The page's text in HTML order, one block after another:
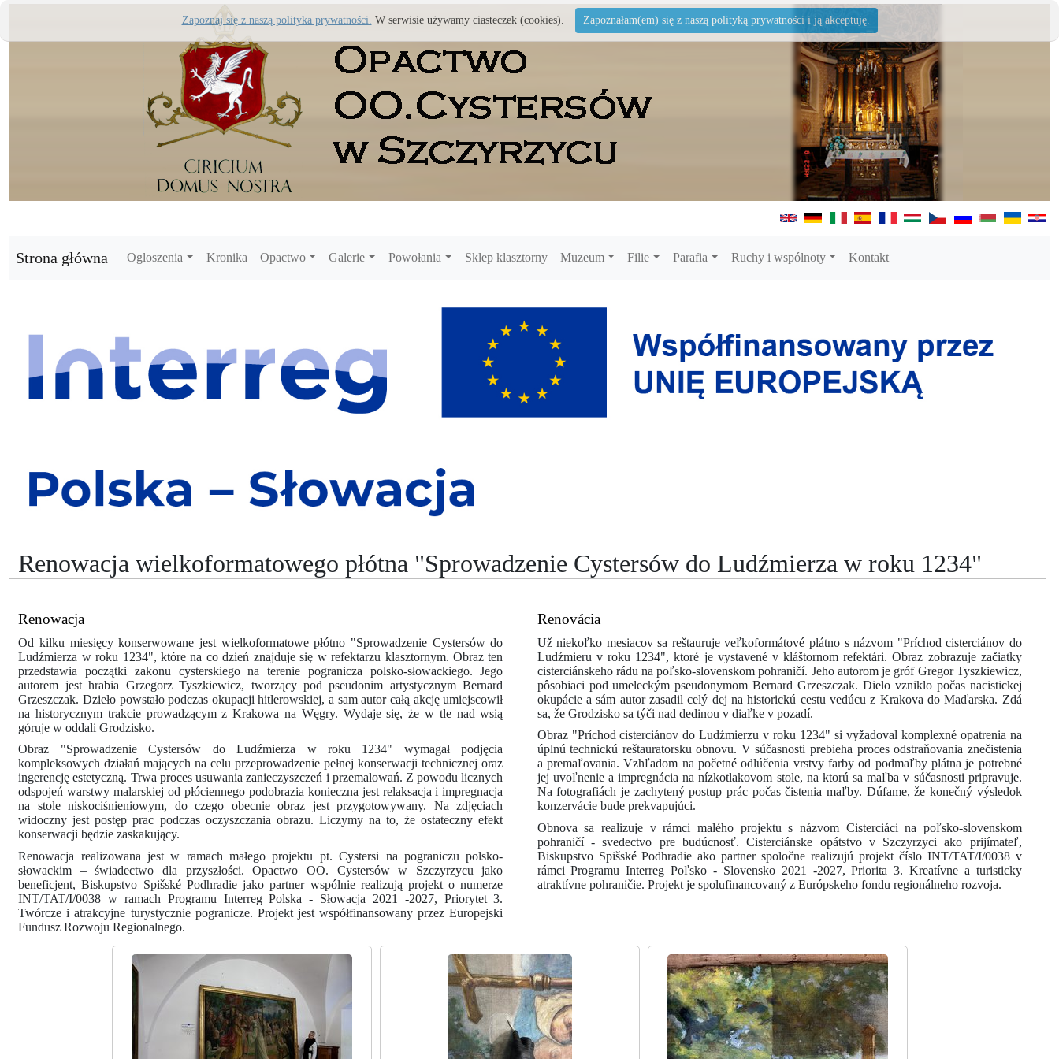
Strona główna Ogloszenia Kronika Opactwo Galerie Powołania Sklep klasztorny Muzeum Filie Parafia Ruchy i wspólnoty Kontakt
Renowacja wielkoformatowego płótna "Sprowadzenie Cystersów do Ludźmierza w roku 1234"
Renowacja
Od kilku miesięcy konserwowane jest wielkoformatowe płótno "Sprowadzenie Cystersów do
Ludźmierza w roku 1234", które na co dzień znajduje się w refektarzu klasztornym. Obraz ten
przedstawia początki zakonu cysterskiego na terenie pogranicza polsko-słowackiego. Jego
autorem jest hrabia Grzegorz Tyszkiewicz, tworzący pod pseudonim artystycznym Bernard
Grzeszczak. Dzieło powstało podczas okupacji hitlerowskiej, a sam autor całą akcję umiejscowił
na historycznym trakcie prowadzącym z Krakowa na Węgry. Wydaje się, że w tle nad wsią
góruje w oddali Grodzisko.
Obraz "Sprowadzenie Cystersów do Ludźmierza w roku 1234" wymagał podjęcia
kompleksowych działań mających na celu przeprowadzenie pełnej konserwacji technicznej oraz
ingerencję estetyczną. Trwa proces usuwania zanieczyszczeń i przemalowań. Z powodu licznych
odspojeń warstwy malarskiej od płóciennego podobrazia konieczna jest relaksacja i impregnacja
na stole niskociśnieniowym, do czego obecnie obraz jest przygotowywany. Na zdjęciach
widoczny jest postęp prac podczas oczyszczania obrazu. Liczymy na to, że ostateczny efekt
konserwacji będzie zaskakujący.
Renowacja realizowana jest w ramach małego projektu pt. Cystersi na pograniczu polsko-
słowackim – świadectwo dla przyszłości. Opactwo OO. Cystersów w Szczyrzycu jako
beneficjent, Biskupstvo Spišské Podhradie jako partner wspólnie realizują projekt o numerze
INT/TAT/I/0038 w ramach Programu Interreg Polska - Słowacja 2021 -2027, Priorytet 3.
Twórcze i atrakcyjne turystycznie pogranicze. Projekt jest współfinansowany przez Europejski
Fundusz Rozwoju Regionalnego.
Renovácia
Už niekoľko mesiacov sa reštauruje veľkoformátové plátno s názvom "Príchod cisterciánov do
Ludźmieru v roku 1234", ktoré je vystavené v kláštornom refektári. Obraz zobrazuje začiatky
cisterciánskeho rádu na poľsko-slovenskom pohraničí. Jeho autorom je gróf Gregor Tyszkiewicz,
pôsobiaci pod umeleckým pseudonymom Bernard Grzeszczak. Dielo vzniklo počas nacistickej
okupácie a sám autor zasadil celý dej na historickú cestu vedúcu z Krakova do Maďarska. Zdá
sa, že Grodzisko sa týči nad dedinou v diaľke v pozadí.
Obraz "Príchod cisterciánov do Ludźmierzu v roku 1234" si vyžadoval komplexné opatrenia na
úplnú technickú reštauratorsku obnovu. V súčasnosti prebieha proces odstraňovania znečistenia
a premaľovania. Vzhľadom na početné odlúčenia vrstvy farby od podmaľby plátna je potrebné
jej uvoľnenie a impregnácia na nízkotlakovom stole, na ktorú sa maľba v súčasnosti pripravuje.
Na fotografiách je zachytený postup prác počas čistenia maľby. Dúfame, že konečný výsledok
konzervácie bude prekvapujúci.
Obnova sa realizuje v rámci malého projektu s názvom Cisterciáci na poľsko-slovenskom
pohraničí - svedectvo pre budúcnosť. Cisterciánske opátstvo v Szczyrzyci ako prijímateľ,
Biskupstvo Spišské Podhradie ako partner spoločne realizujú projekt číslo INT/TAT/I/0038 v
rámci Programu Interreg Poľsko - Slovensko 2021 -2027, Priorita 3. Kreatívne a turisticky
atraktívne pohraničie. Projekt je spolufinancovaný z Európskeho fondu regionálneho rozvoja.
Zapoznaj się z naszą polityka prywatności. W serwisie używamy ciasteczek (cookies). Zapoznałam(em) się z naszą polityką prywatności i ją akceptuję.